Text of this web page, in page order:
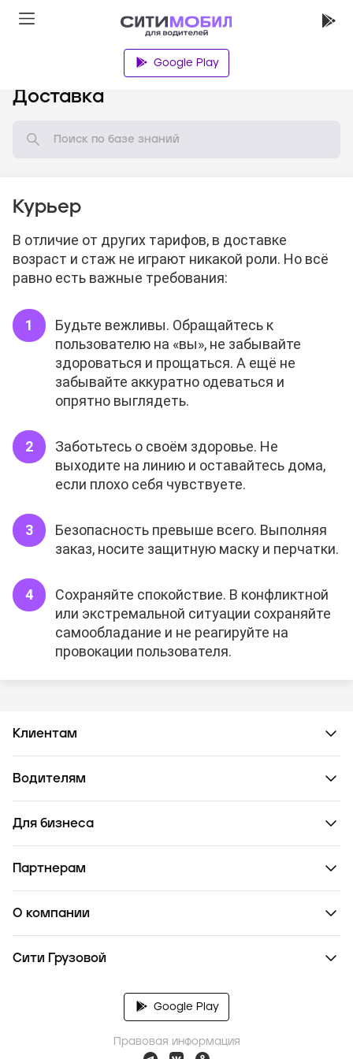
Google Play
Доставка
Курьер
В отличие от других тарифов, в доставке
возраст и стаж не играют никакой роли. Но всё
равно есть важные требования:
Будьте вежливы. Обращайтесь к
пользователю на «вы», не забывайте
здороваться и прощаться. А ещё не
забывайте аккуратно одеваться и
опрятно выглядеть.
Заботьтесь о своём здоровье. Не
выходите на линию и оставайтесь дома,
если плохо себя чувствуете.
Безопасность превыше всего. Выполняя
заказ, носите защитную маску и перчатки.
Сохраняйте спокойствие. В конфликтной
или экстремальной ситуации сохраняйте
самообладание и не реагируйте на
провокации пользователя.
Клиентам
Водителям
Для бизнеса
Партнерам
О компании
Сити Грузовой
Google Play
Правовая информация